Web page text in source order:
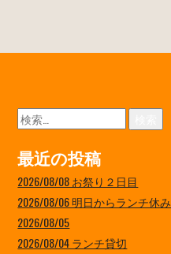
検
索:
最近の投稿
2026/08/08 お祭り２日目
2026/08/06 明日からランチ休み
2026/08/05
2026/08/04 ランチ貸切